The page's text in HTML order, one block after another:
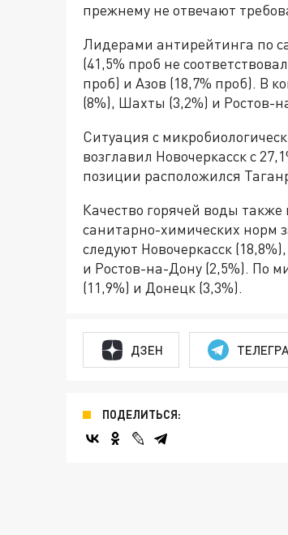
прежнему не отвечают
Лидерами антирейтинга по
(41,5% проб не
проб) и Азов (18,7% проб). В
(8%), Шахты (3,2%) и Ростов-
Ситуация с
возглавил Новочеркасск с
позиции расположился
Качество горячей воды
санитарно-химических норм
следуют Новочеркасск
и Ростов-на-Дону (2,5%). По
(11,9%) и Донецк (3,3%).
ДЗЕН
ПОДЕЛИТЬСЯ: